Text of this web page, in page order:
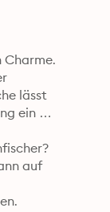
lässt
ein
auf